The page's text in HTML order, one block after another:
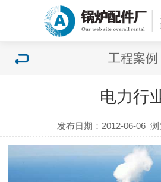
工程案例
电力行
发布日期：2012-06-06 浏